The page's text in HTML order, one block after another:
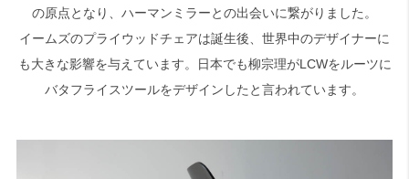
の原点となり、ハーマンミラーとの出会いに繋がりました。
イームズのプライウッドチェアは誕生後、世界中のデザイナーに
も大きな影響を与えています。日本でも柳宗理がLCWをルーツに
バタフライスツールをデザインしたと言われています。